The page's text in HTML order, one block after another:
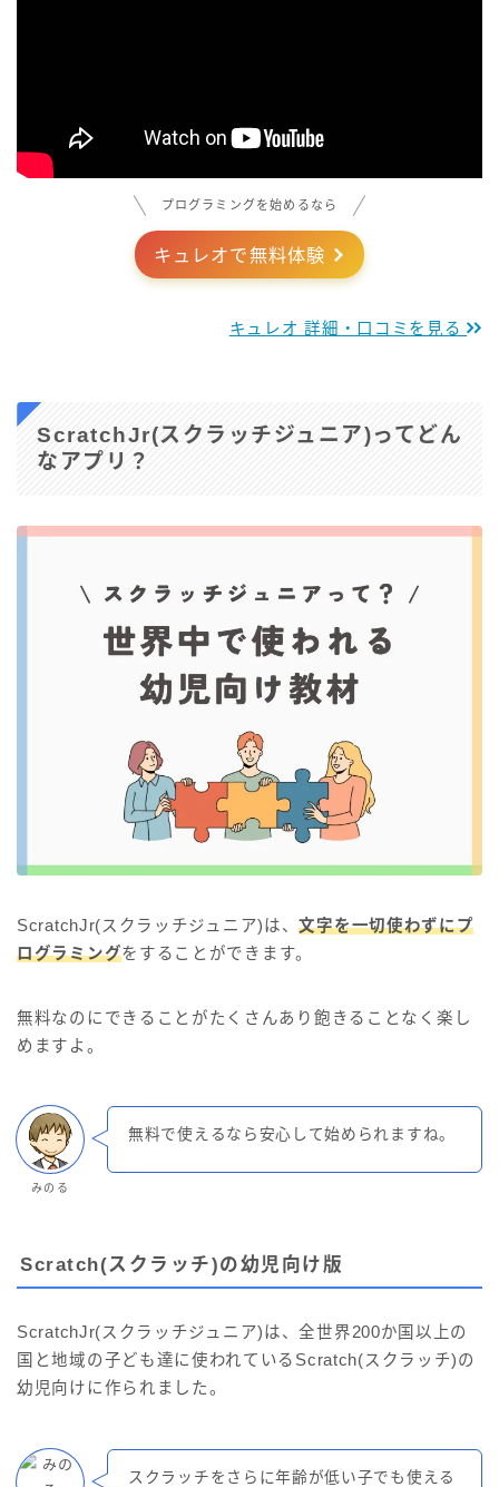
プログラミングを始めるなら
キュレオで無料体験
キュレオ 詳細・口コミを見る
ScratchJr(スクラッチジュニア)ってどん
なアプリ？
ScratchJr(スクラッチジュニア)は、文字を一切使わずにプ
ログラミングをすることができます。
無料なのにできることがたくさんあり飽きることなく楽し
めますよ。
みのる
無料で使えるなら安心して始められますね。
Scratch(スクラッチ)の幼児向け版
ScratchJr(スクラッチジュニア)は、全世界200か国以上の
国と地域の子ども達に使われているScratch(スクラッチ)の
幼児向けに作られました。
スクラッチをさらに年齢が低い子でも使える